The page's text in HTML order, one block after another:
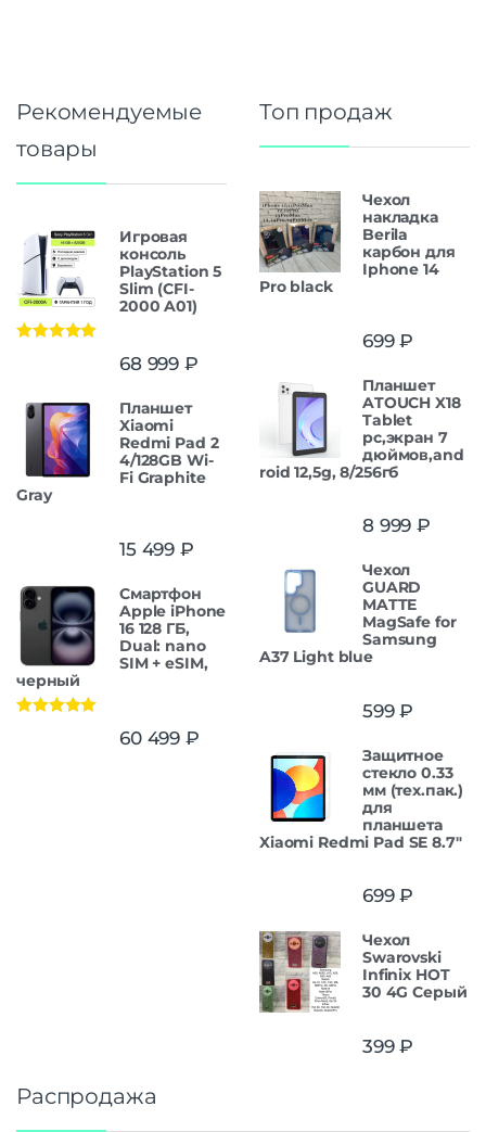
Рекомендуемые
товары
Игровая
консоль
PlayStation 5
Slim (CFI-
2000 A01)
68 999 ₽
Планшет
Xiaomi
Redmi Pad 2
4/128GB Wi-
Fi Graphite
Gray
15 499 ₽
Смартфон
Apple iPhone
16 128 ГБ,
Dual: nano
SIM + eSIM,
черный
60 499 ₽
Топ продаж
Чехол
накладка
Berila
карбон для
Iphone 14
Pro black
699₽
Планшет
ATOUCH X18
Tablet
pc,экран 7
дюймов,and
roid 12,5g, 8/256гб
8 999 ₽
Чехол
GUARD
MATTE
MagSafe for
Samsung
A37 Light blue
599₽
Защитное
стекло 0.33
мм (тех.пак.)
для
планшета
Xiaomi Redmi Pad SE 8.7"
699₽
Чехол
Swarovski
Infinix HOT
30 4G Серый
399₽
Распродажа